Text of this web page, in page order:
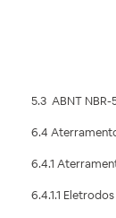
5.3 ABNT
6.4
6.4.1
6.4.1.1